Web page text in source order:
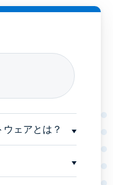
ェアとは？